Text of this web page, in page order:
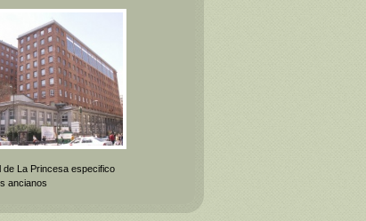
de La Princesa especifico
ancianos